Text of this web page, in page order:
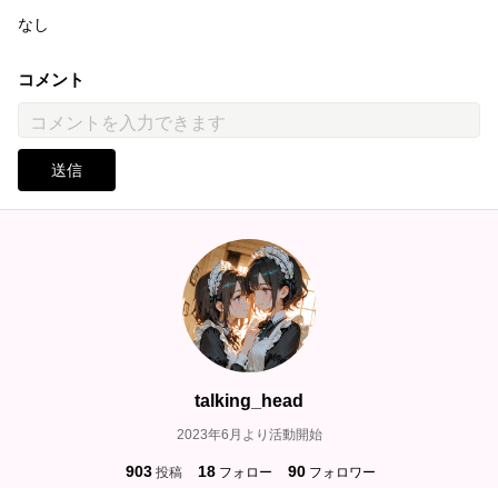
なし
コメント
送信
talking_head
2023年6月より活動開始
903 投稿 18 フォロー 90 フォロワー